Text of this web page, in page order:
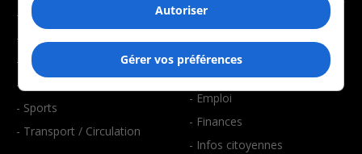
- Éducation
- Environnement
- Faits divers
- Santé et bien-être
- Sports
- Transport / Circulation
- Affaires
- Art de vivre
- Bien-être
- Emploi
- Finances
- Infos citoyennes
Autoriser
Gérer vos préférences